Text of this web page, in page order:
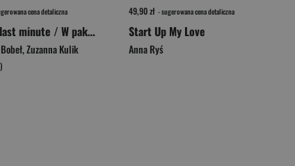
cena detaliczna
Związek last minute / W pakiecie z ex
,Zuzanna Kulik
49,90 zł - sugerowana cena detaliczna
Start Up My Love
Anna Ryś